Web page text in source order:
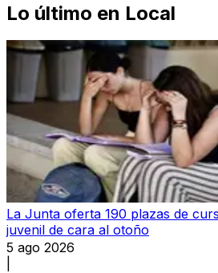
Lo último en Local
La Junta oferta 190 plazas de
juvenil de cara al otoño
5 ago 2026